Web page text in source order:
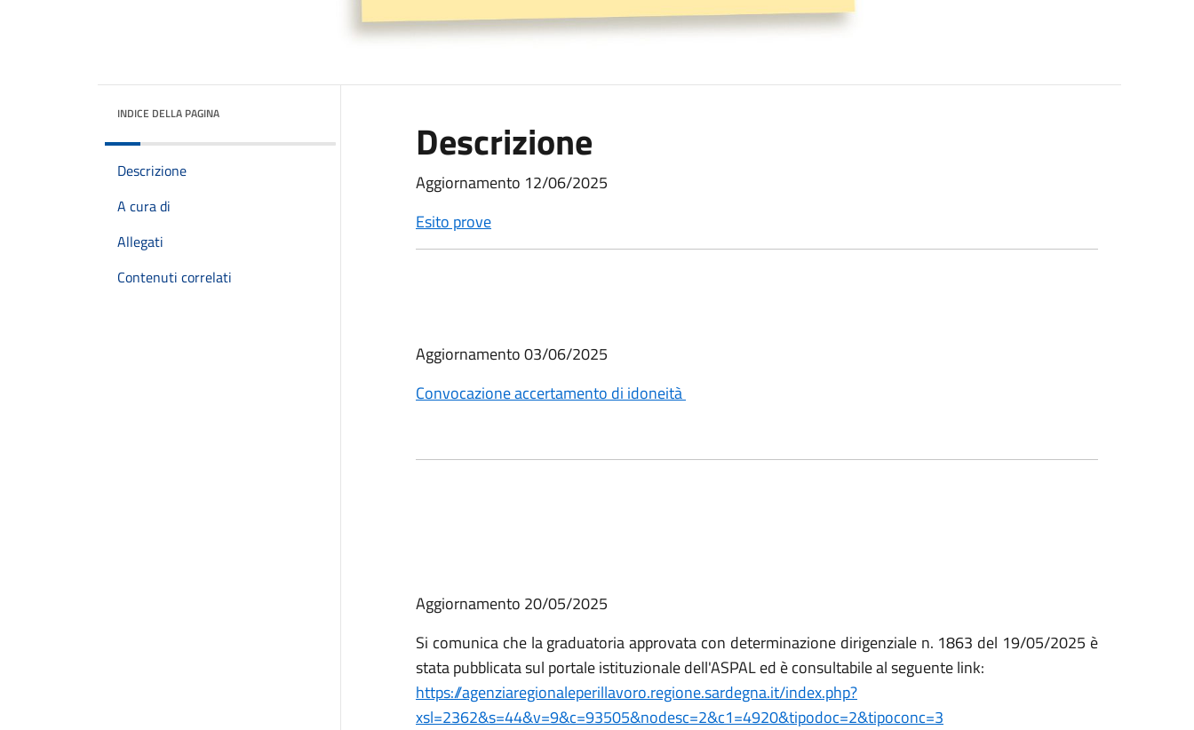
INDICE DELLA PAGINA
Descrizione
A cura di
Allegati
Contenuti correlati
Descrizione
Aggiornamento 12/06/2025
Esito prove
Aggiornamento 03/06/2025
Convocazione accertamento di idoneità
Aggiornamento 20/05/2025
Si comunica che la graduatoria approvata con determinazione dirigenziale n. 1863 del 19/05/2025 è
stata pubblicata sul portale istituzionale dell'ASPAL ed è consultabile al seguente link:
https://agenziaregionaleperillavoro.regione.sardegna.it/index.php?
xsl=2362&s=44&v=9&c=93505&nodesc=2&c1=4920&tipodoc=2&tipoconc=3